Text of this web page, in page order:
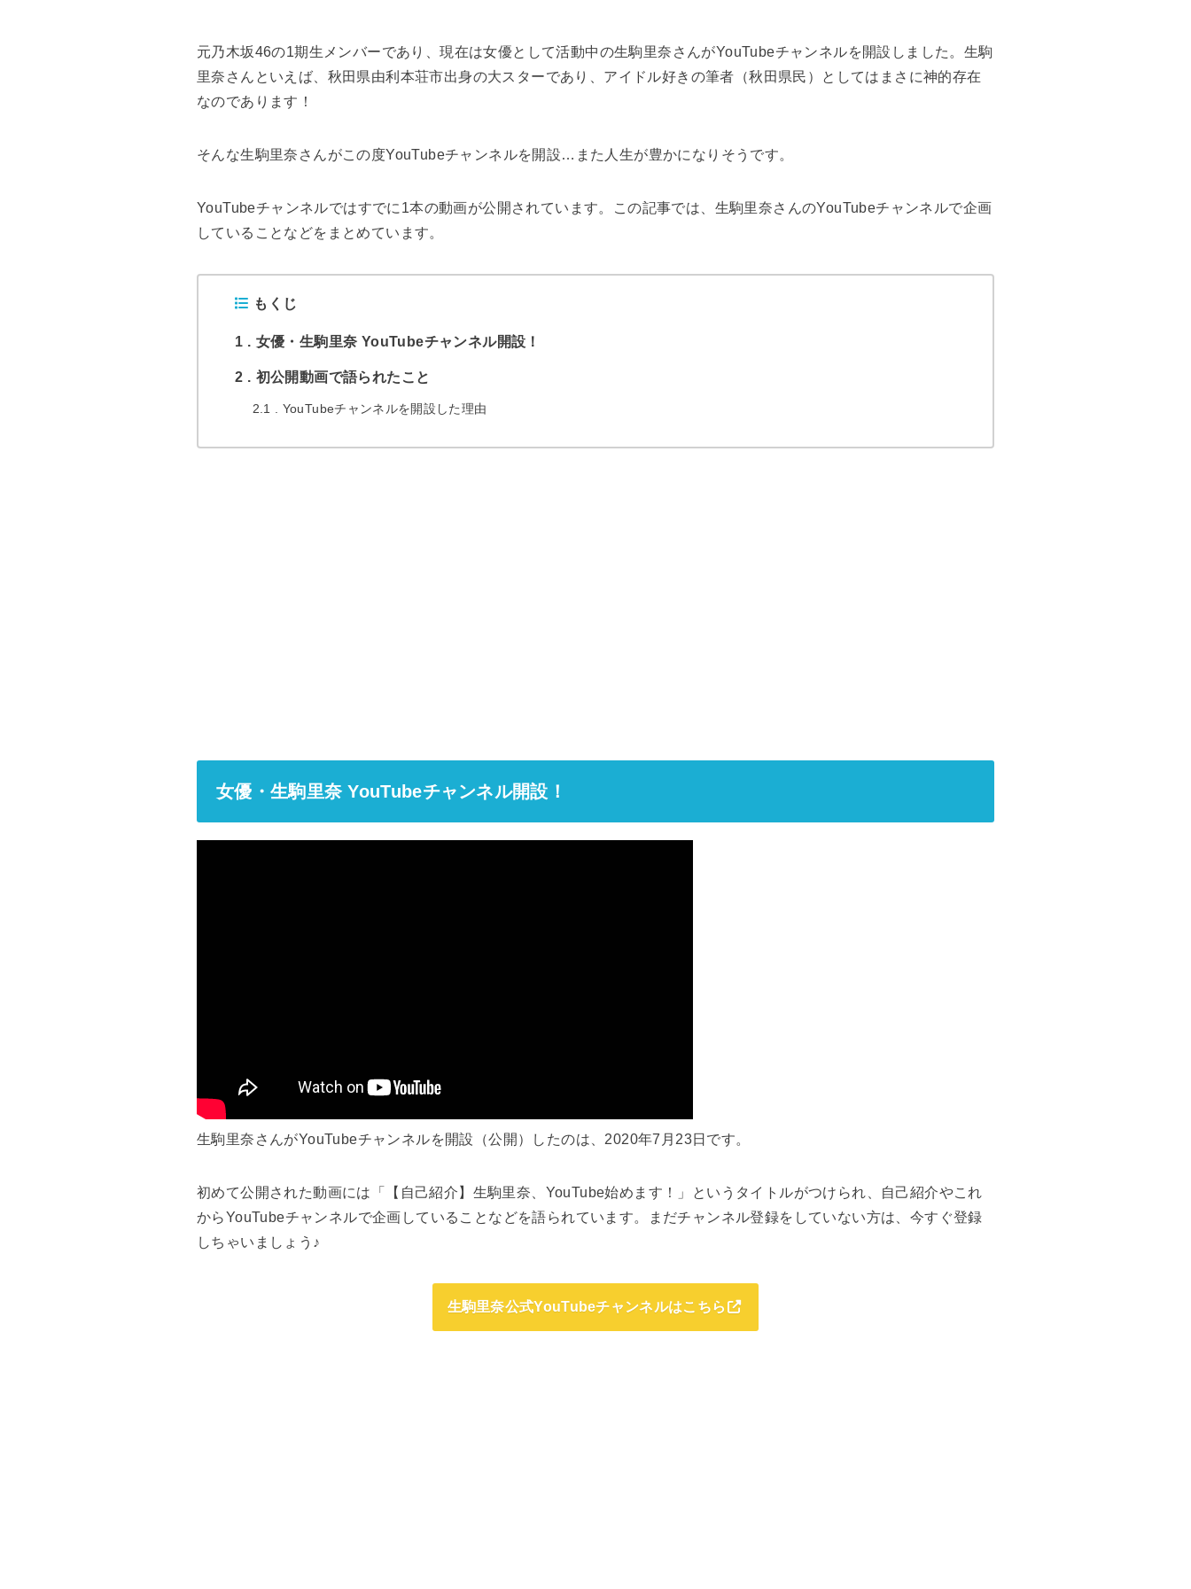
元乃木坂46の1期生メンバーであり、現在は女優として活動中の生駒里奈さんがYouTubeチャンネルを開設しました。生駒
里奈さんといえば、秋田県由利本荘市出身の大スターであり、アイドル好きの筆者（秋田県民）としてはまさに神的存在
なのであります！
そんな生駒里奈さんがこの度YouTubeチャンネルを開設…また人生が豊かになりそうです。
YouTubeチャンネルではすでに1本の動画が公開されています。この記事では、生駒里奈さんのYouTubeチャンネルで企画
していることなどをまとめています。
もくじ
1 女優・生駒里奈 YouTubeチャンネル開設！
2 初公開動画で語られたこと
2.1 YouTubeチャンネルを開設した理由
女優・生駒里奈 YouTubeチャンネル開設！
生駒里奈さんがYouTubeチャンネルを開設（公開）したのは、2020年7月23日です。
初めて公開された動画には「【自己紹介】生駒里奈、YouTube始めます！」というタイトルがつけられ、自己紹介やこれ
からYouTubeチャンネルで企画していることなどを語られています。まだチャンネル登録をしていない方は、今すぐ登録
しちゃいましょう♪
生駒里奈公式YouTubeチャンネルはこちら